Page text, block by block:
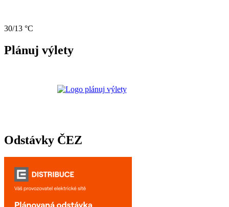
30/13 °C
Plánuj výlety
Odstávky ČEZ